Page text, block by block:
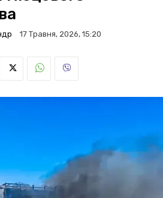
17 Травня, 2026, 15:20